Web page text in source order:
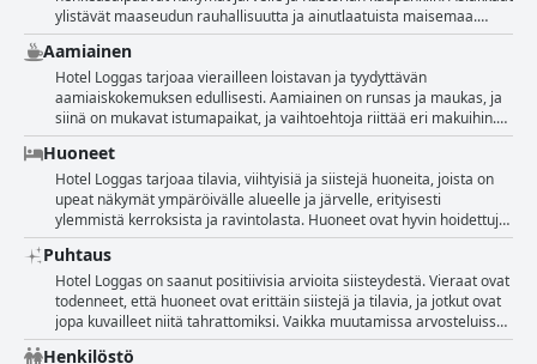
ylistävät maaseudun rauhallisuutta ja ainutlaatuista maisemaa.
Myös helppoa kulkuyhteyttä ja viihtyisiä huoneita arvostetaan.
Monet nauttivat uima-allasalueesta ja vuoristomaiseman
rauhallisuudesta. Upeat näkymät olivat kohokohta, ja vieraat
kuvailivat niitä hämmästyttäviksi, upeiksi ja unohtumattomiksi.
Sijainti oli todella ihanteellinen, sillä se sijaitsi viehättävässä
amfiteatterissa, jossa koko järvi oli jalkojen juuressa. Kaiken
kaikkiaan Hotel Loggas tarjoaa ihanan majoituspaikan, jonka
näkymiä ei yksinkertaisesti voi päihittää.
Aamiainen
Hotel Loggas tarjoaa vierailleen loistavan ja tyydyttävän
aamiaiskokemuksen edullisesti. Aamiainen on runsas ja maukas, ja
siinä on mukavat istumapaikat, ja vaihtoehtoja riittää eri makuihin.
Useimmat vieraat pitivät aamiaista tyydyttävänä ja herkullisena,
jossa oli hyvä valikoima. Jotkut vieraat mainitsivat kylmät
kananmunat ja tunkkaisen leivän, mutta kaiken kaikkiaan aamiainen
on runsas ja miellyttävä. Sitä kuvataan runsaaksi ja laajaksi
buffetiksi, jossa on hyvä tasapaino vaihtoehtojen välillä hinnoittelun
suhteen.
Huoneet
Hotel Loggas tarjoaa tilavia, viihtyisiä ja siistejä huoneita, joista on
upeat näkymät ympäröivälle alueelle ja järvelle, erityisesti
ylemmistä kerroksista ja ravintolasta. Huoneet ovat hyvin hoidettuja
ja asianmukaisesti varusteltuja, vaikka jotkut vieraat ovatkin
ehdottaneet, että tietyt huoneiden alueet saattavat vaatia huoltoa.
Siitä huolimatta vieraat pitivät yleisesti ottaen huoneita viihtyisinä ja
lämpiminä, ja uima-allasalue, vaikka se onkin kylmä, tarjoaa
miellyttävän rentoutumispaikan. Hotellin sijainti on poikkeuksellinen,
sillä se sijaitsee 1000 metrin korkeudessa paratiisimaisessa
Puhtaus
Hotel Loggas on saanut positiivisia arvioita siisteydestä. Vieraat ovat
todenneet, että huoneet ovat erittäin siistejä ja tilavia, ja jotkut ovat
jopa kuvailleet niitä tahrattomiksi. Vaikka muutamissa arvosteluissa
mainitaan pölystä huonekaluissa tai verhoissa, tämä näyttää olevan
Henkilöstö